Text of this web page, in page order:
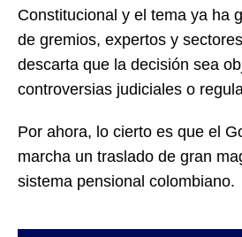
Constitucional y el tema ya ha
de gremios, expertos y
descarta que la decisión sea
controversias judiciales o
Por ahora, lo cierto es que el
marcha un traslado de gran
sistema pensional colombiano.